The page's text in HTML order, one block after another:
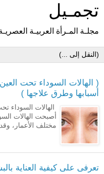
تجمـيل
مجلـة المـرأة العربيـة
( الهالات السوداء تحت
أسبابها وطرق علاجها )
الهالات السوداء
أصبحت الهالات
مختلف الأعمار،
تعرفى على كيفية العناية